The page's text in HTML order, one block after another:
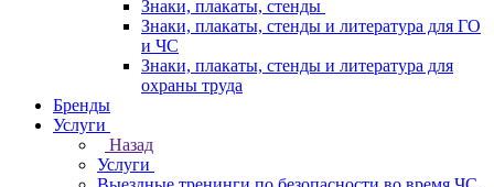
Знаки, плакаты, стенды
Знаки, плакаты, стенды и литература для ГО
и ЧС
Знаки, плакаты, стенды и литература для
охраны труда
Бренды
Услуги
Назад
Услуги